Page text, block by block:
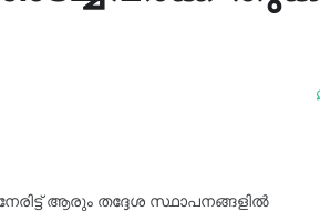
ആരും തദ്ദേശ സ്ഥാപനങ്ങളില്‍